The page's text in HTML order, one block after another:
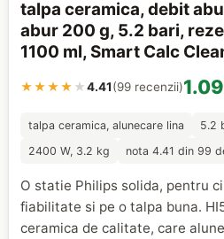
talpa ceramica, debit
abur 200 g, 5.2 bari,
1100 ml, Smart Calc
★★★★ ★4.41(99 recenzii)
talpa ceramica, alunecare lina
5.2
2400 W, 3.2 kg
nota 4.41 din 99
O statie Philips solida, pentru
fiabilitate si pe o talpa buna.
ceramica de calitate, care